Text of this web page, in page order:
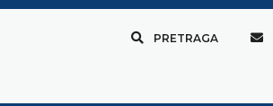
PRETRAGA